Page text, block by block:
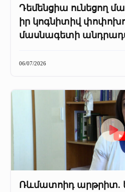
Դեմենցիա ունեցող
իր կոգնիտիվ
մասնագետի
06/07/2026
Ռևմատոիդ արթրիտ.